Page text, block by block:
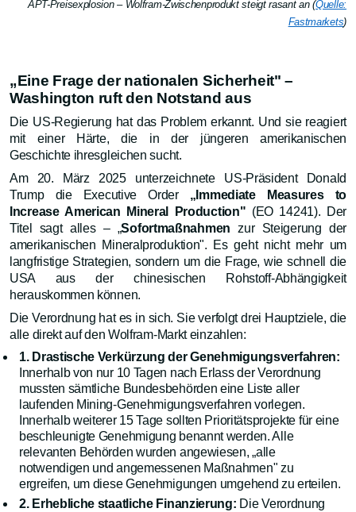
APT-Preisexplosion – Wolfram-Zwischenprodukt steigt rasant an (Quelle:
Fastmarkets)
„Eine Frage der nationalen Sicherheit" –
Washington ruft den Notstand aus
Die US-Regierung hat das Problem erkannt. Und sie reagiert
mit einer Härte, die in der jüngeren amerikanischen
Geschichte ihresgleichen sucht.
Am 20. März 2025 unterzeichnete US-Präsident Donald
Trump die Executive Order „Immediate Measures to
Increase American Mineral Production" (EO 14241). Der
Titel sagt alles – „Sofortmaßnahmen zur Steigerung der
amerikanischen Mineralproduktion". Es geht nicht mehr um
langfristige Strategien, sondern um die Frage, wie schnell die
USA aus der chinesischen Rohstoff-Abhängigkeit
herauskommen können.
Die Verordnung hat es in sich. Sie verfolgt drei Hauptziele, die
alle direkt auf den Wolfram-Markt einzahlen:
1. Drastische Verkürzung der Genehmigungsverfahren:
Innerhalb von nur 10 Tagen nach Erlass der Verordnung
mussten sämtliche Bundesbehörden eine Liste aller
laufenden Mining-Genehmigungsverfahren vorlegen.
Innerhalb weiterer 15 Tage sollten Prioritätsprojekte für eine
beschleunigte Genehmigung benannt werden. Alle
relevanten Behörden wurden angewiesen, „alle
notwendigen und angemessenen Maßnahmen" zu
ergreifen, um diese Genehmigungen umgehend zu erteilen.
2. Erhebliche staatliche Finanzierung: Die Verordnung